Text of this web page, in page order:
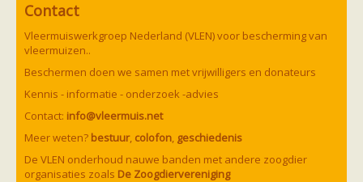
Vale vleermuis
Watervleermuis
Vleermuizen en eikenprocessierups
Kinderpagina
Spreekbeurt
Knutselen
Tekenen
Spelletjes
Weetjes
Meer weten
Links
Contact
Vleermuiswerkgroep Nederland (VLEN) voor bescherming van
vleermuizen..
Beschermen doen we samen met vrijwilligers en donateurs
Kennis - informatie - onderzoek -advies
Contact: info@vleermuis.net
Meer weten? bestuur, colofon, geschiedenis
De VLEN onderhoud nauwe banden met andere zoogdier
organisaties zoals De Zoogdiervereniging